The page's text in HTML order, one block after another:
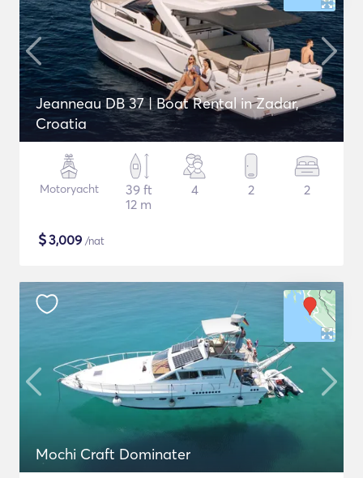
Jeanneau DB 37 | Boat Rental in Zadar,
Croatia
Motoryacht
39 ft
12 m
4 2 2
$3,009 /nat
Mochi Craft Dominater